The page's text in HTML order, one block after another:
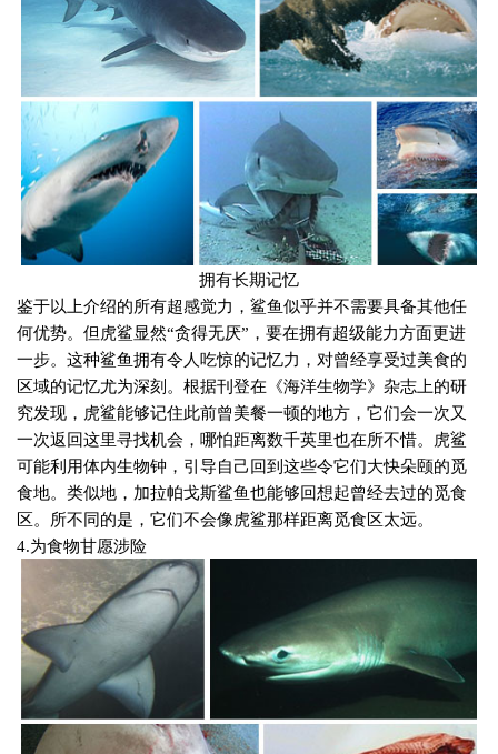
拥有长期记忆
鉴于以上介绍的所有超感觉力，鲨鱼似乎并不需要具备其他任
何优势。但虎鲨显然“贪得无厌”，要在拥有超级能力方面更进
一步。这种鲨鱼拥有令人吃惊的记忆力，对曾经享受过美食的
区域的记忆尤为深刻。根据刊登在《海洋生物学》杂志上的研
究发现，虎鲨能够记住此前曾美餐一顿的地方，它们会一次又
一次返回这里寻找机会，哪怕距离数千英里也在所不惜。虎鲨
可能利用体内生物钟，引导自己回到这些令它们大快朵颐的觅
食地。类似地，加拉帕戈斯鲨鱼也能够回想起曾经去过的觅食
区。所不同的是，它们不会像虎鲨那样距离觅食区太远。
4.为食物甘愿涉险